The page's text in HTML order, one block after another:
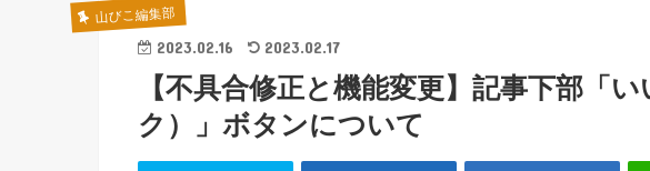
山びこ編集部
2023.02.16 2023.02.17
【不具合修正と機能変更】記事下部「
ク）」ボタンについて